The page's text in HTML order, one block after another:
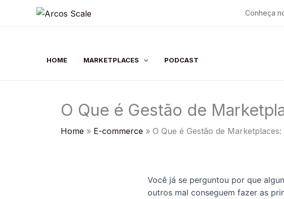
Conheça
HOME MARKETPLACES PODCAST
O Que é Gestão de
Home E-commerce O Que é Gestão de
Você já se perguntou por que
outros mal conseguem fazer as